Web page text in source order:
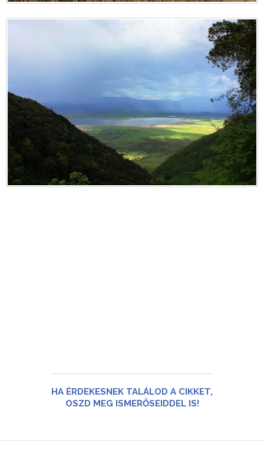
HA ÉRDEKESNEK TALÁLOD A CIKKET,
OSZD MEG ISMERŐSEIDDEL IS!